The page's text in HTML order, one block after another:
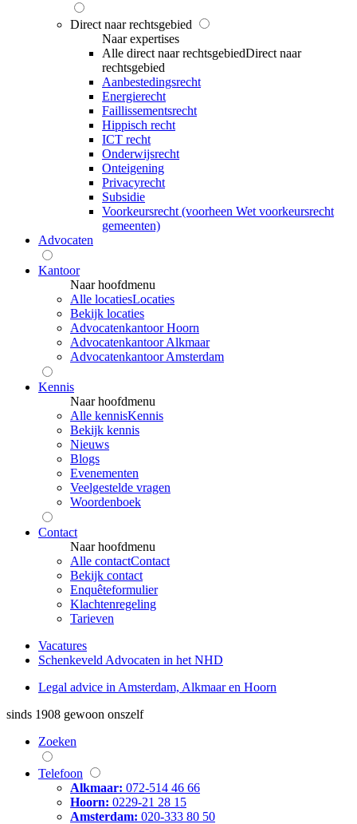
Direct naar rechtsgebied
Naar expertises
Alle direct naar rechtsgebiedDirect naar
rechtsgebied
Aanbestedingsrecht
Energierecht
Faillissementsrecht
Hippisch recht
ICT recht
Onderwijsrecht
Onteigening
Privacyrecht
Subsidie
Voorkeursrecht (voorheen Wet voorkeursrecht
gemeenten)
Advocaten
Kantoor
Naar hoofdmenu
Alle locatiesLocaties
Bekijk locaties
Advocatenkantoor Hoorn
Advocatenkantoor Alkmaar
Advocatenkantoor Amsterdam
Kennis
Naar hoofdmenu
Alle kennisKennis
Bekijk kennis
Nieuws
Blogs
Evenementen
Veelgestelde vragen
Woordenboek
Contact
Naar hoofdmenu
Alle contactContact
Bekijk contact
Enquêteformulier
Klachtenregeling
Tarieven
Vacatures
Schenkeveld Advocaten in het NHD
Legal advice in Amsterdam, Alkmaar en Hoorn
sinds 1908 gewoon onszelf
Zoeken
Telefoon
Alkmaar: 072-514 46 66
Hoorn: 0229-21 28 15
Amsterdam: 020-333 80 50